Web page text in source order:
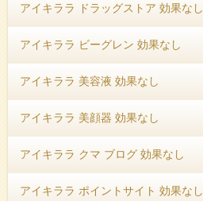
アイキララ ドラッグストア 効果なし
アイキララ ビーグレン 効果なし
アイキララ 美容液 効果なし
アイキララ 美顔器 効果なし
アイキララ クマ ブログ 効果なし
アイキララ ポイントサイト 効果なし